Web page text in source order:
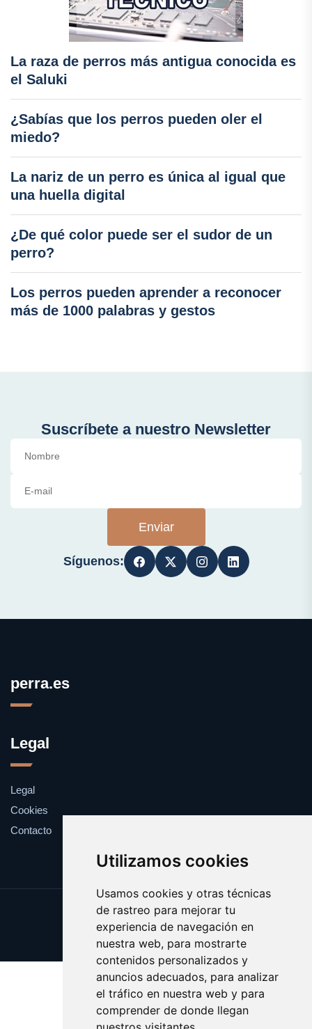
Utilizamos cookies
Usamos cookies y otras técnicas
de rastreo para mejorar tu
experiencia de navegación en
nuestra web, para mostrarte
contenidos personalizados y
anuncios adecuados, para analizar
el tráfico en nuestra web y para
comprender de donde llegan
La raza de perros más antigua conocida es
el Saluki
¿Sabías que los perros pueden oler el
miedo?
La nariz de un perro es única al igual que
una huella digital
¿De qué color puede ser el sudor de un
perro?
Los perros pueden aprender a reconocer
más de 1000 palabras y gestos
Suscríbete a nuestro Newsletter
Enviar
Síguenos:
perra.es
Legal
Legal
Cookies
Contacto
Update cookies preferences
Copyright © 2025 perra.es